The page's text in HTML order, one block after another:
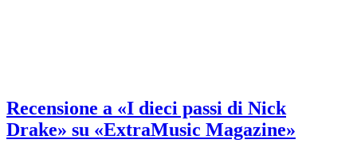
Recensione a «I dieci passi di Nick
Drake» su «ExtraMusic Magazine»